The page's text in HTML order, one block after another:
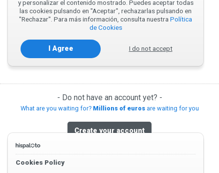
y personalizar el contenido mostrado. Puedes aceptar todas
las cookies pulsando en "Aceptar", rechazarlas pulsando en
"Rechazar". Para más información, consulta nuestra Política
de Cookies
I Agree I do not accept
- Do not have an account yet? -
What are you waiting for? Millions of eurosare waiting for you
Create your account
Cookies Policy